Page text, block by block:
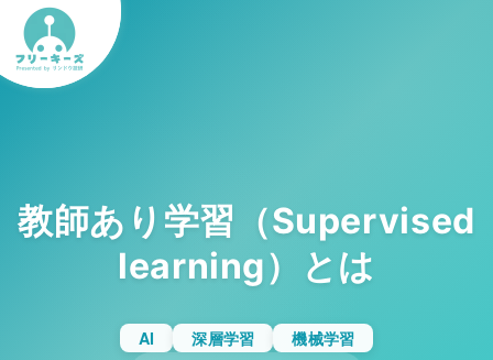
教師あり学習（Supervised
learning）とは
AI 深層学習
機械学習